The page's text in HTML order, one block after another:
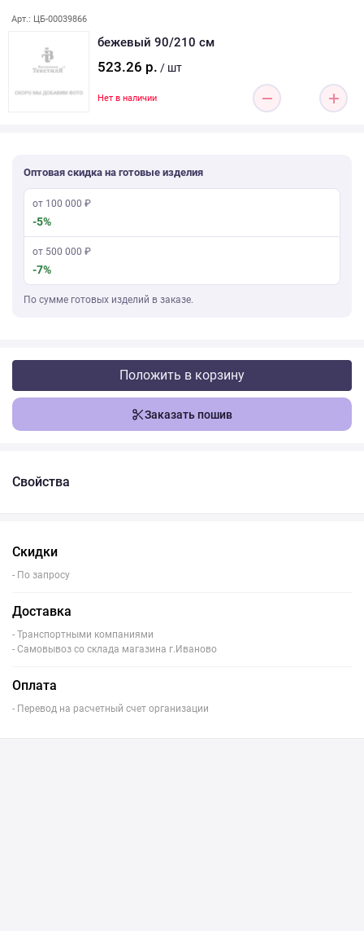
Арт.: ЦБ-00039866
бежевый 90/210 см
523.26 р. / шт
Нет в наличии
Оптовая скидка на готовые изделия
от 100 000 ₽
-5%
от 500 000 ₽
-7%
По сумме готовых изделий в заказе.
Положить в корзину
Заказать пошив
Свойства
Скидки
- По запросу
Доставка
- Транспортными компаниями
- Самовывоз со склада магазина г.Иваново
Оплата
- Перевод на расчетный счет организации